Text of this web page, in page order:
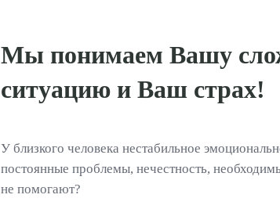
Мы понимаем Вашу
ситуацию и Ваш страх!
У близкого человека нестабильное
постоянные проблемы, нечестность,
не помогают?